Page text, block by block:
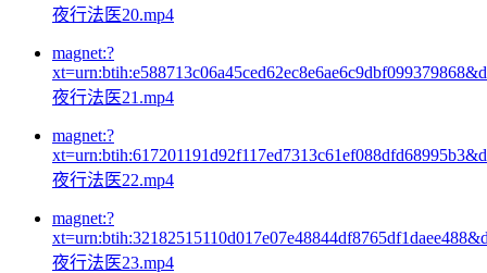
夜行法医20.mp4
magnet:?
夜行法医21.mp4
magnet:?
夜行法医22.mp4
magnet:?
夜行法医23.mp4